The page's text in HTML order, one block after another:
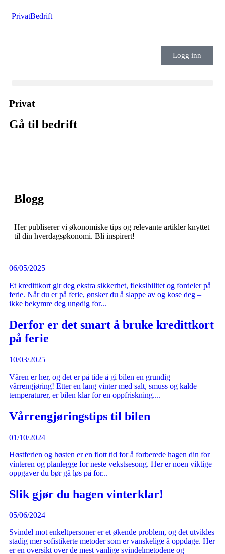
PrivatBedrift
Logg inn
Privat
Gå til bedrift
Blogg
Her publiserer vi økonomiske tips og relevante artikler knyttet
til din hverdagsøkonomi. Bli inspirert!
06/05/2025
Et kredittkort gir deg ekstra sikkerhet, fleksibilitet og fordeler på
ferie. Når du er på ferie, ønsker du å slappe av og kose deg –
ikke bekymre deg unødig for...
Derfor er det smart å bruke kredittkort
på ferie
10/03/2025
Våren er her, og det er på tide å gi bilen en grundig
vårrengjøring! Etter en lang vinter med salt, smuss og kalde
temperaturer, er bilen klar for en oppfriskning....
Vårrengjøringstips til bilen
01/10/2024
Høstferien og høsten er en flott tid for å forberede hagen din for
vinteren og planlegge for neste vekstsesong. Her er noen viktige
oppgaver du bør gå løs på for...
Slik gjør du hagen vinterklar!
05/06/2024
Svindel mot enkeltpersoner er et økende problem, og det utvikles
stadig mer sofistikerte metoder som er vanskelige å oppdage. Her
er en oversikt over de mest vanlige svindelmetodene og